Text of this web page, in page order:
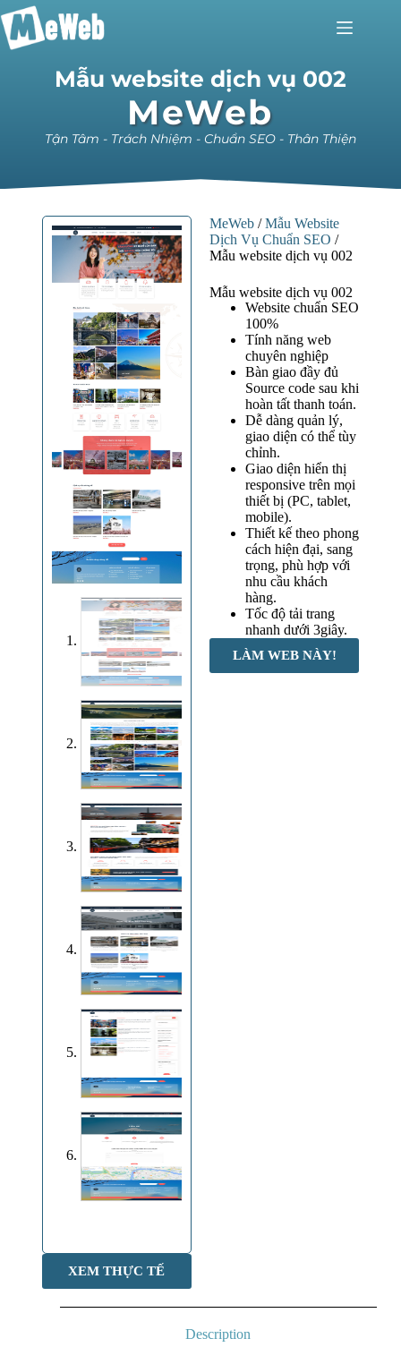
Mẫu website dịch vụ 002
MeWeb
Tận Tâm - Trách Nhiệm - Chuẩn SEO - Thân Thiện
XEM THỰC TẾ
MeWeb/Mẫu Website
Dịch Vụ Chuẩn SEO /
Mẫu website dịch vụ 002
Mẫu website dịch vụ 002
Website chuẩn SEO
100%
Tính năng web
chuyên nghiệp
Bàn giao đầy đủ
Source code sau khi
hoàn tất thanh toán.
Dễ dàng quản lý,
giao diện có thể tùy
chỉnh.
Giao diện hiển thị
responsive trên mọi
thiết bị (PC, tablet,
mobile).
Thiết kế theo phong
cách hiện đại, sang
trọng, phù hợp với
nhu cầu khách
hàng.
Tốc độ tải trang
nhanh dưới 3giây.
LÀM WEB NÀY!
Description